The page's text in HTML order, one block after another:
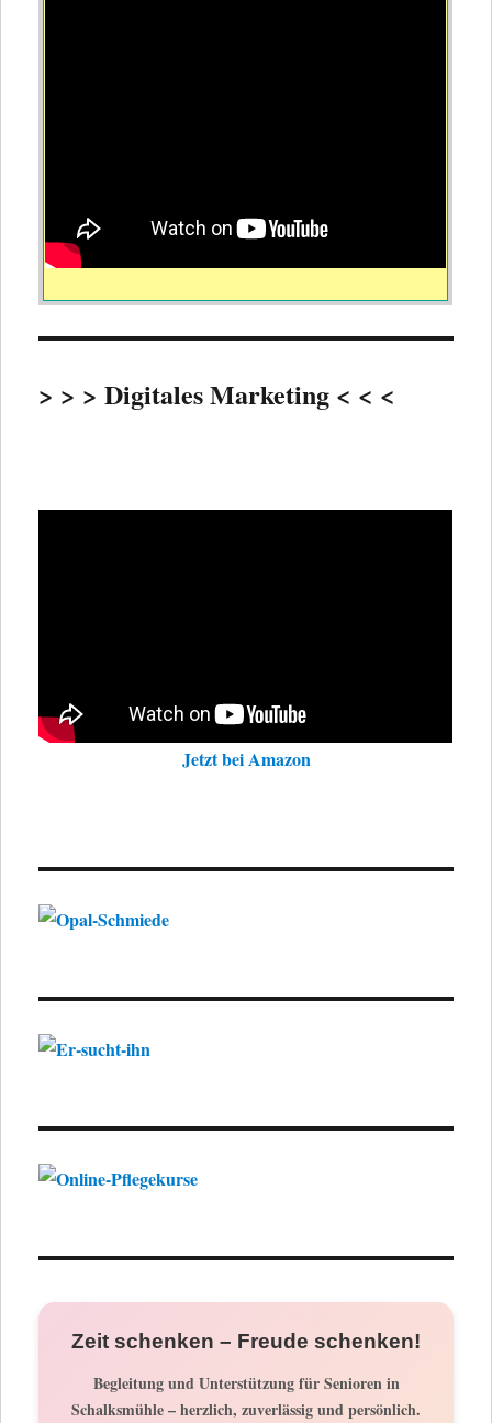
> > > Digitales Marketing < < <
Jetzt bei Amazon
Zeit schenken – Freude schenken!
Begleitung und Unterstützung für Senioren in
Schalksmühle – herzlich, zuverlässig und persönlich.